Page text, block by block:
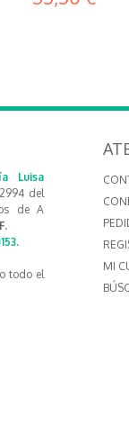
Luisa
del
de A
.
todo el
MI